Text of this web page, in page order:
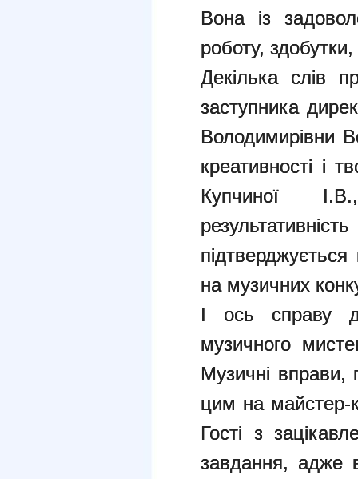
Вона із
роботу,
Декілька слів
заступника
Володимирівни
креативності і
Купчиної
на музичних
І ось справу
музичного
Музичні вправи,
цим на майстер-
Гості з
завдання, адже